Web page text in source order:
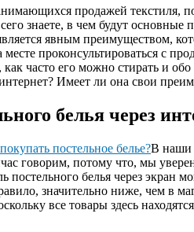
продажей текстиля,
знаете, в чем будут
явным преимуществом,
проконсультироваться с
как часто его можно стирать и
Имеет ли она свои
белья через
В наши
говорим, потому что, мы
постельного белья через
значительно ниже, чем в
все товары здесь